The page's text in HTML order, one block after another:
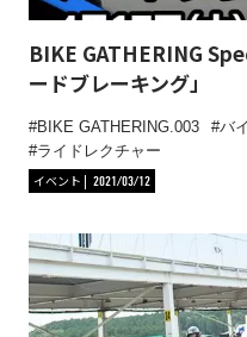
BIKE GATHERING
ードブレーキング」
BIKE GATHERING.003
バ
ライドレクチャー
イベント
2021/03/12